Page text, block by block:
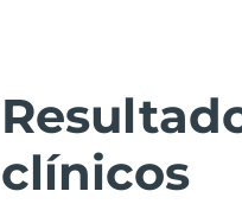
clínicos